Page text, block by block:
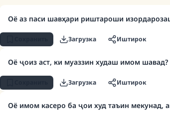
Оё аз паси шавҳари риштароши
Загрузка Иштирок
Оё ҷоиз аст, ки муаззин худаш имом шавад?
Загрузка Иштирок
Оё имом касеро ба ҷои худ таъин мекунад,